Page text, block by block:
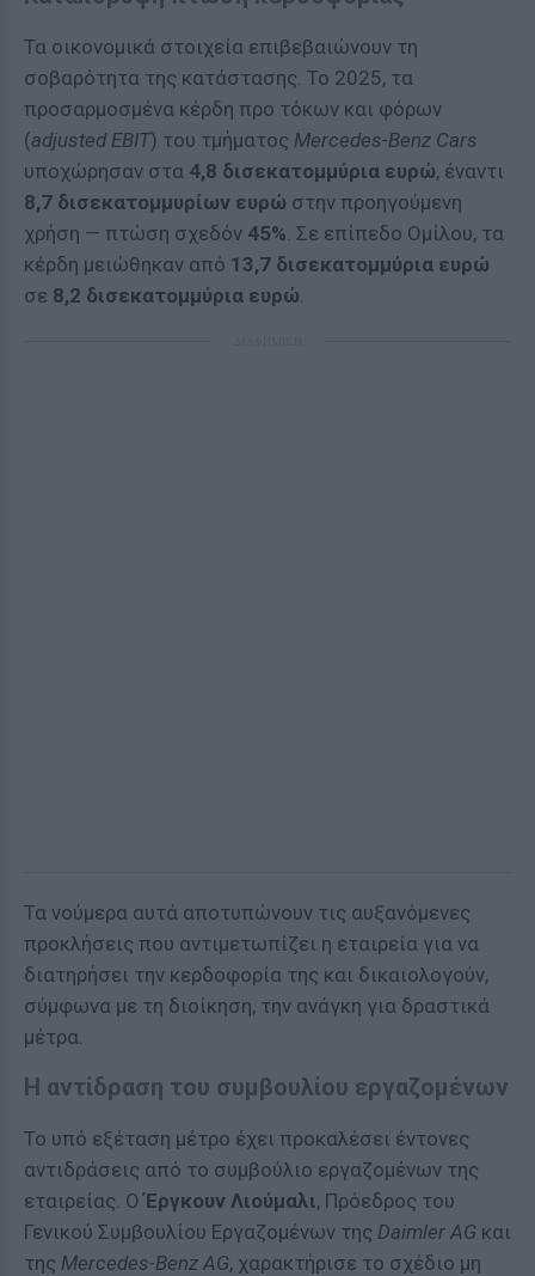
Τα οικονομικά στοιχεία επιβεβαιώνουν τη
σοβαρότητα της κατάστασης. Το 2025, τα
προσαρμοσμένα κέρδη προ τόκων και φόρων
(adjusted EBIT) του τμήματος Mercedes-Benz Cars
υποχώρησαν στα 4,8 δισεκατομμύρια ευρώ, έναντι
8,7 δισεκατομμυρίων ευρώ στην προηγούμενη
χρήση — πτώση σχεδόν 45%. Σε επίπεδο Ομίλου, τα
κέρδη μειώθηκαν από 13,7 δισεκατομμύρια ευρώ
σε 8,2 δισεκατομμύρια ευρώ.
Τα νούμερα αυτά αποτυπώνουν τις αυξανόμενες
προκλήσεις που αντιμετωπίζει η εταιρεία για να
διατηρήσει την κερδοφορία της και δικαιολογούν,
σύμφωνα με τη διοίκηση, την ανάγκη για δραστικά
μέτρα.
Η αντίδραση του συμβουλίου εργαζομένων
Το υπό εξέταση μέτρο έχει προκαλέσει έντονες
αντιδράσεις από το συμβούλιο εργαζομένων της
εταιρείας. ΟΈργκουν Λιούμαλι, Πρόεδρος του
Γενικού Συμβουλίου Εργαζομένων της Daimler AG και
της Mercedes-Benz AG, χαρακτήρισε το σχέδιο μη